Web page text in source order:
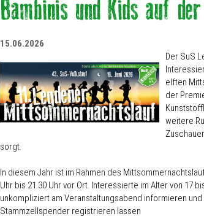
15.06.2026
Der SuS
elften
der
weitere
sorgt.
In diesem Jahr ist im Rahmen des
Uhr bis 21.30 Uhr vor Ort. Interessierte im Alter von 17
unkompliziert am Veranstaltungsabend informieren
Stammzellspender registrieren lassen